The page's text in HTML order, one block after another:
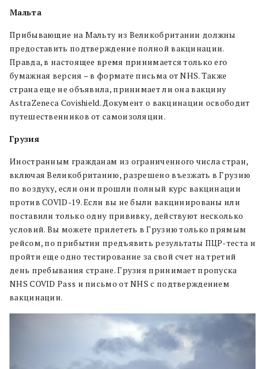
Мальта
Прибывающие на Мальту из Великобритании должны
предоставить подтверждение полной вакцинации.
Правда, в настоящее время принимается только его
бумажная версия – в формате письма от NHS. Также
страна еще не объявила, принимает ли она вакцину
AstraZeneca Covishield. Документ о вакцинации освободит
путешественников от самоизоляции.
Грузия
Иностранным гражданам из ограниченного числа стран,
включая Великобританию, разрешено въезжать в Грузию
по воздуху, если они прошли полный курс вакцинации
против COVID-19. Если вы не были вакцинированы или
поставили только одну прививку, действуют несколько
условий. Вы можете прилететь в Грузию только прямым
рейсом, по прибытии предъявить результаты ПЦР-теста и
пройти еще одно тестирование за свой счет на третий
день пребывания стране. Грузия принимает пропуска
NHS COVID Pass и письмо от NHS с подтверждением
вакцинации.